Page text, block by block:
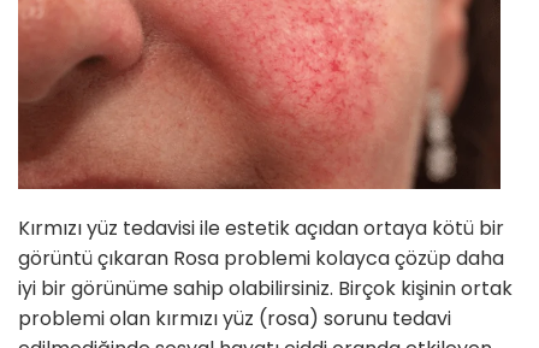
Kırmızı yüz tedavisi ile estetik açıdan ortaya kötü bir
görüntü çıkaran Rosa problemi kolayca çözüp daha
iyi bir görünüme sahip olabilirsiniz. Birçok kişinin ortak
problemi olan kırmızı yüz (rosa) sorunu tedavi